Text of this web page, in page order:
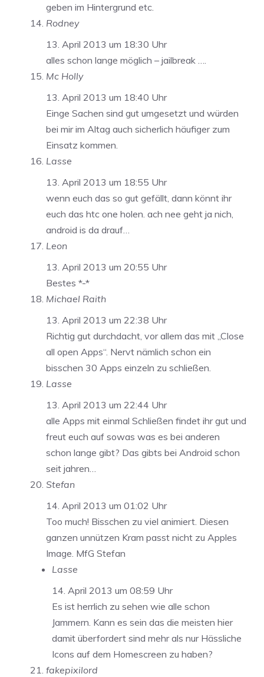
geben im Hintergrund etc.
Rodney
13. April 2013 um 18:30 Uhr
alles schon lange möglich – jailbreak ….
Mc Holly
13. April 2013 um 18:40 Uhr
Einge Sachen sind gut umgesetzt und würden
bei mir im Altag auch sicherlich häufiger zum
Einsatz kommen.
Lasse
13. April 2013 um 18:55 Uhr
wenn euch das so gut gefällt, dann könnt ihr
euch das htc one holen. ach nee geht ja nich,
android is da drauf…
Leon
13. April 2013 um 20:55 Uhr
Bestes *-*
Michael Raith
13. April 2013 um 22:38 Uhr
Richtig gut durchdacht, vor allem das mit „Close
all open Apps“. Nervt nämlich schon ein
bisschen 30 Apps einzeln zu schließen.
Lasse
13. April 2013 um 22:44 Uhr
alle Apps mit einmal Schließen findet ihr gut und
freut euch auf sowas was es bei anderen
schon lange gibt? Das gibts bei Android schon
seit jahren…
Stefan
14. April 2013 um 01:02 Uhr
Too much! Bisschen zu viel animiert. Diesen
ganzen unnützen Kram passt nicht zu Apples
Image. MfG Stefan
Lasse
14. April 2013 um 08:59 Uhr
Es ist herrlich zu sehen wie alle schon
Jammern. Kann es sein das die meisten hier
damit überfordert sind mehr als nur Hässliche
Icons auf dem Homescreen zu haben?
fakepixilord